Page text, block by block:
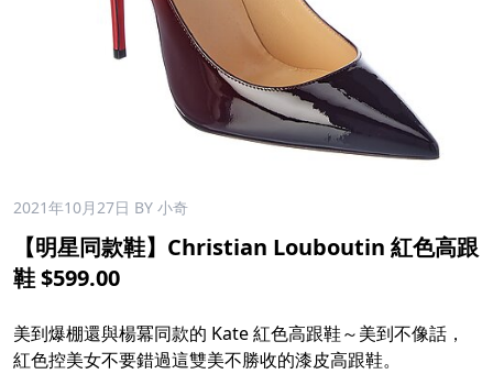
2021年10月27日 BY 小奇
【明星同款鞋】Christian Louboutin 紅色高跟
鞋 $599.00
美到爆棚還與楊冪同款的 Kate 紅色高跟鞋～美到不像話，
紅色控美女不要錯過這雙美不勝收的漆皮高跟鞋。